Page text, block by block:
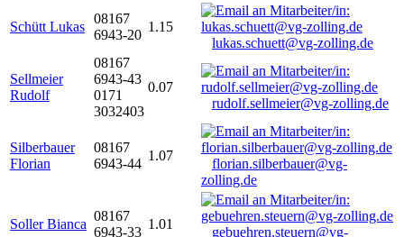
Schütt Lukas
08167
6943-20
1.15
lukas.schuett@vg-zolling.de
Sellmeier
Rudolf
08167
6943-43
0171
3032403
0.07
rudolf.sellmeier@vg-zolling.de
Silberbauer
Florian
08167
6943-44
1.07
florian.silberbauer@vg-
zolling.de
Soller Bianca
08167
6943-33
1.01
gebuehren.steuern@vg-